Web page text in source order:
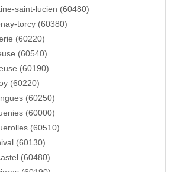
saint-lucien (60480)
torcy (60380)
(60220)
(60540)
(60190)
(60220)
(60250)
(60000)
(60510)
(60130)
(60480)